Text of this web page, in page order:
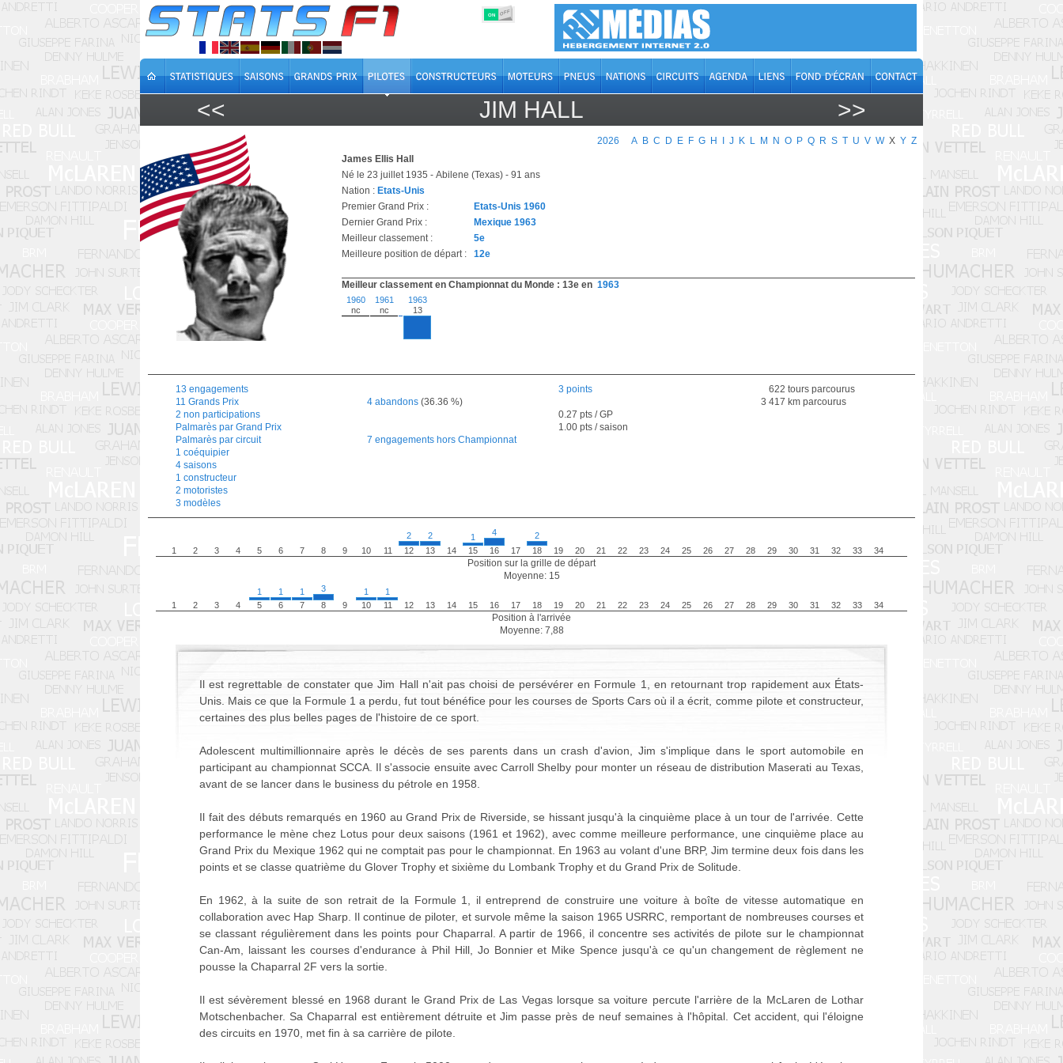
ON OFF
<< JIM HALL >>
2026 A B C D E F G H J K L M N O P Q R S T U V W X Y Z
James Ellis Hall
Né le 23 juillet 1935 - Abilene (Texas) - 91 ans
Nation : Etats-Unis
Premier Grand Prix :
Etats-Unis 1960
Dernier Grand Prix :
Mexique 1963
Meilleur classement :
5e
Meilleure position de départ :
12e
Meilleur classement en Championnat du Monde : 13e en 1963
1960
nc
1961
nc
1963
13
13 engagements
11 Grands Prix
2 non participations
Palmarès par Grand Prix
Palmarès par circuit
1 coéquipier
4 saisons
1 constructeur
2 motoristes
3 modèles
4 abandons (36.36 %)
7 engagements hors Championnat
3 points
0.27 pts / GP
1.00 pts / saison
622 tours parcourus
3 417 km parcourus
1 2 3 4 5 6 7 8 9 10 11
2
12
2
13
14
1
15
4
16
17
2
18
19 20 21 22 23 24 25 26 27 28 29 30 31 32 33 34
Position sur la grille de départ
Moyenne: 15
1 2 3 4
1
5
1
6
1
7
3
8
9
1
10
1
11
12 13 14 15 16 17 18 19 20 21 22 23 24 25 26 27 28 29 30 31 32 33 34
Position à l'arrivée
Moyenne: 7,88
Il est regrettable de constater que Jim Hall n'ait pas choisi de persévérer en Formule 1, en retournant trop rapidement aux États-
Unis. Mais ce que la Formule 1 a perdu, fut tout bénéfice pour les courses de Sports Cars où il a écrit, comme pilote et constructeur,
certaines des plus belles pages de l'histoire de ce sport.
Adolescent multimillionnaire après le décès de ses parents dans un crash d'avion, Jim s'implique dans le sport automobile en
participant au championnat SCCA. Il s'associe ensuite avec Carroll Shelby pour monter un réseau de distribution Maserati au Texas,
avant de se lancer dans le business du pétrole en 1958.
Il fait des débuts remarqués en 1960 au Grand Prix de Riverside, se hissant jusqu'à la cinquième place à un tour de l'arrivée. Cette
performance le mène chez Lotus pour deux saisons (1961 et 1962), avec comme meilleure performance, une cinquième place au
Grand Prix du Mexique 1962 qui ne comptait pas pour le championnat. En 1963 au volant d'une BRP, Jim termine deux fois dans les
points et se classe quatrième du Glover Trophy et sixième du Lombank Trophy et du Grand Prix de Solitude.
En 1962, à la suite de son retrait de la Formule 1, il entreprend de construire une voiture à boîte de vitesse automatique en
collaboration avec Hap Sharp. Il continue de piloter, et survole même la saison 1965 USRRC, remportant de nombreuses courses et
se classant régulièrement dans les points pour Chaparral. A partir de 1966, il concentre ses activités de pilote sur le championnat
Can-Am, laissant les courses d'endurance à Phil Hill, Jo Bonnier et Mike Spence jusqu'à ce qu'un changement de règlement ne
pousse la Chaparral 2F vers la sortie.
Il est sévèrement blessé en 1968 durant le Grand Prix de Las Vegas lorsque sa voiture percute l'arrière de la McLaren de Lothar
Motschenbacher. Sa Chaparral est entièrement détruite et Jim passe près de neuf semaines à l'hôpital. Cet accident, qui l'éloigne
des circuits en 1970, met fin à sa carrière de pilote.